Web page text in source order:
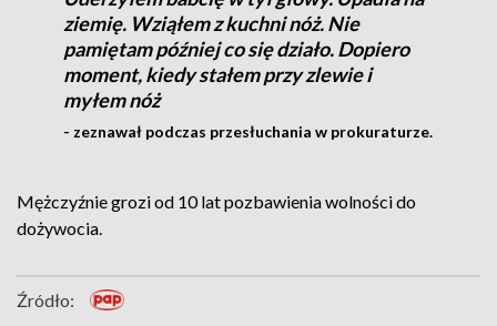
ziemię. Wziąłem z kuchni nóż. Nie
pamiętam później co się działo. Dopiero
moment, kiedy stałem przy zlewie i
myłem nóż
- zeznawał podczas przesłuchania w prokuraturze.
Mężczyźnie grozi od 10 lat pozbawienia wolności do
dożywocia.
Źródło: